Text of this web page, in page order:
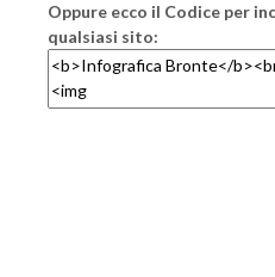
Oppure ecco il Codice per
qualsiasi sito: